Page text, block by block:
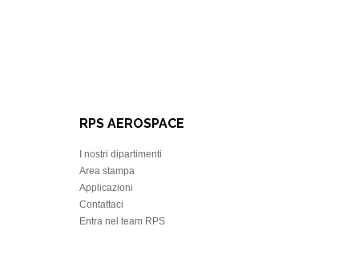
RPS AEROSPACE
I nostri dipartimenti
Area stampa
Applicazioni
Contattaci
Entra nel team RPS